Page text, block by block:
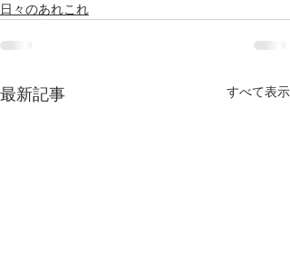
日々のあれこれ
最新記事 すべて表示